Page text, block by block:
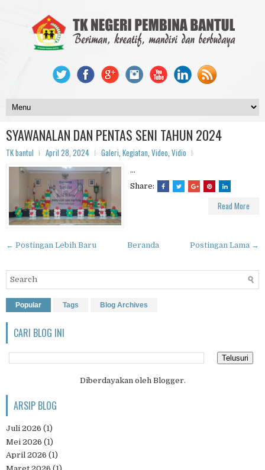
SYAWANALAN DAN PENTAS SENI TAHUN 2024
TK bantul April 28, 2024 Galeri, Kegiatan, Video, Vidio
...
Share:
Read More
← Postingan Lebih Baru Postingan Lama →
Beranda
Popular Tags Blog Archives
CARI BLOG INI
Diberdayakan oleh Blogger.
ARSIP BLOG
Juli 2026 (1)
Mei 2026 (1)
April 2026 (1)